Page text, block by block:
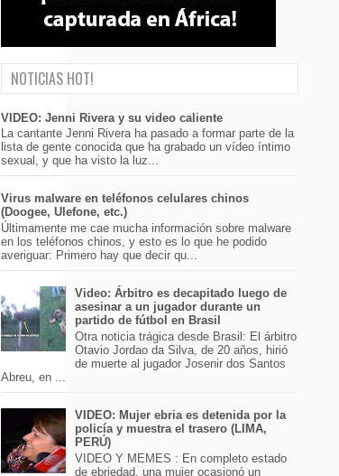
NOTICIAS HOT!
VIDEO: Jenni Rivera y su video caliente
La cantante Jenni Rivera ha pasado a formar parte de la
lista de gente conocida que ha grabado un vídeo íntimo
sexual, y que ha visto la luz...
Virus malware en teléfonos celulares chinos
(Doogee, Ulefone, etc.)
Últimamente me cae mucha información sobre malware
en los teléfonos chinos, y esto es lo que he podido
averiguar: Primero hay que decir qu...
Video: Árbitro es decapitado luego de
asesinar a un jugador durante un
partido de fútbol en Brasil
Otra noticia trágica desde Brasil: El árbitro
Otavio Jordao da Silva, de 20 años, hirió
de muerte al jugador Josenir dos Santos
Abreu, en ...
VIDEO: Mujer ebria es detenida por la
policía y muestra el trasero (LIMA,
PERÚ)
VIDEO Y MEMES : En completo estado
de ebriedad, una mujer ocasionó un